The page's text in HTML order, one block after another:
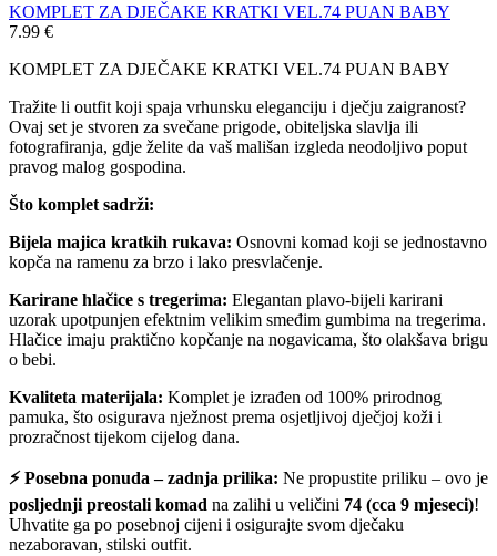
KOMPLET ZA DJEČAKE KRATKI VEL.74 PUAN BABY
7.99 €
KOMPLET ZA DJEČAKE KRATKI VEL.74 PUAN BABY
Tražite li outfit koji spaja vrhunsku eleganciju i dječju zaigranost?
Ovaj set je stvoren za svečane prigode, obiteljska slavlja ili
fotografiranja, gdje želite da vaš mališan izgleda neodoljivo poput
pravog malog gospodina.
Što komplet sadrži:
Bijela majica kratkih rukava: Osnovni komad koji se jednostavno
kopča na ramenu za brzo i lako presvlačenje.
Karirane hlačice s tregerima: Elegantan plavo-bijeli karirani
uzorak upotpunjen efektnim velikim smeđim gumbima na tregerima.
Hlačice imaju praktično kopčanje na nogavicama, što olakšava brigu
o bebi.
Kvaliteta materijala: Komplet je izrađen od 100% prirodnog
pamuka, što osigurava nježnost prema osjetljivoj dječjoj koži i
prozračnost tijekom cijelog dana.
⚡ Posebna ponuda – zadnja prilika: Ne propustite priliku – ovo je
posljednji preostali komad na zalihi u veličini 74 (cca 9 mjeseci)!
Uhvatite ga po posebnoj cijeni i osigurajte svom dječaku
nezaboravan, stilski outfit.